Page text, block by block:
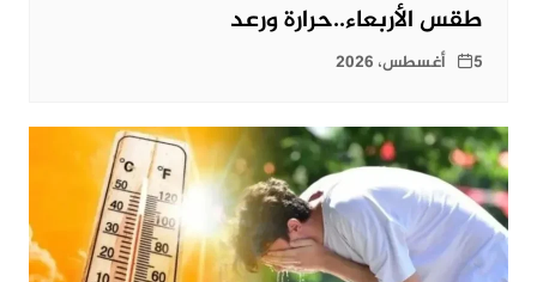
طقس الأربعاء..حرارة ورعد
5 أغسطس، 2026